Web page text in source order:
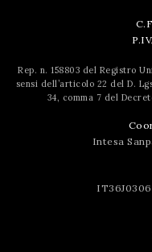
Rep. n. 158803 del Registro
sensi dell’articolo 22 del D.
34, comma 7 del
Intesa